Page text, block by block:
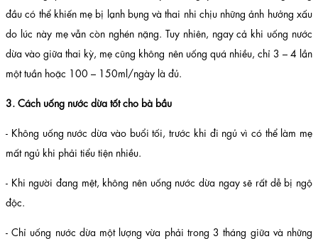
đầu có thể khiến mẹ bị lạnh bụng và thai nhi chịu những ảnh hưởng xấu
do lúc này mẹ vẫn còn nghén nặng. Tuy nhiên, ngay cả khi uống nước
dừa vào giữa thai kỳ, mẹ cũng không nên uống quá nhiều, chỉ 3 – 4 lần
một tuần hoặc 100 – 150ml/ngày là đủ.
3. Cách uống nước dừa tốt cho bà bầu
- Không uống nước dừa vào buổi tối, trước khi đi ngủ vì có thể làm mẹ
mất ngủ khi phải tiểu tiện nhiều.
- Khi người đang mệt, không nên uống nước dừa ngay sẽ rất dễ bị ngộ
độc.
- Chỉ uống nước dừa một lượng vừa phải trong 3 tháng giữa và những